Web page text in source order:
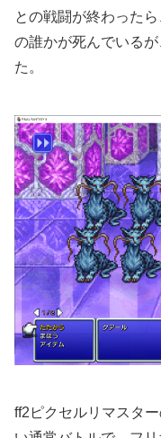
との戦闘が終わった
の誰かが死んでいる
た。
ff2ピクセルリマスタ